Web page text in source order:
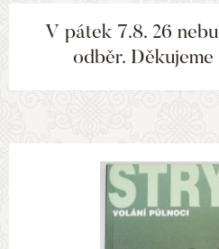
V pátek 7.8. 26
odběr.